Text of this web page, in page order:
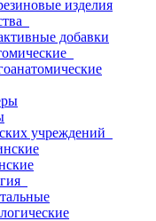
изделия
добавки
учреждений